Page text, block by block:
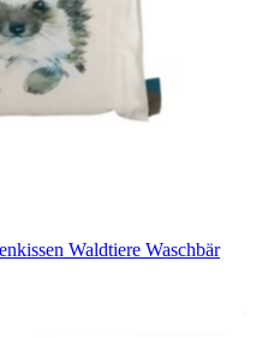
Waldtiere Waschbär